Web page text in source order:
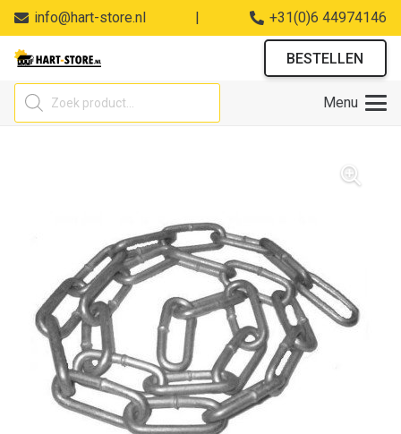
info@hart-store.nl | +31(0)6 44974146
BESTELLEN
Producten
zoeken
Menu